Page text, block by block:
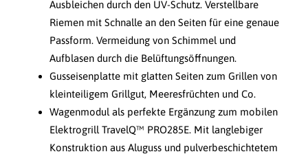
Ausbleichen durch den UV-Schutz. Verstellbare
Riemen mit Schnalle an den Seiten für eine genaue
Passform. Vermeidung von Schimmel und
Aufblasen durch die Belüftungsöffnungen.
Gusseisenplatte mit glatten Seiten zum Grillen von
kleinteiligem Grillgut, Meeresfrüchten und Co.
Wagenmodul als perfekte Ergänzung zum mobilen
Elektrogrill TravelQ™ PRO285E. Mit langlebiger
Konstruktion aus Aluguss und pulverbeschichtetem